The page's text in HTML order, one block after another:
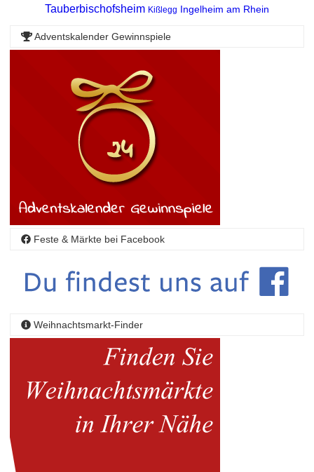
Tauberbischofsheim Kißlegg Ingelheim am Rhein
Adventskalender Gewinnspiele
Feste & Märkte bei Facebook
Weihnachtsmarkt-Finder